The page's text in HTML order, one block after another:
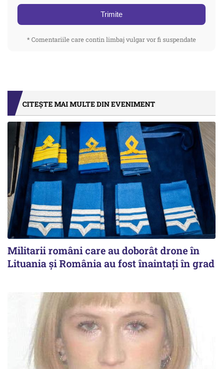
Trimite
* Comentariile care contin limbaj vulgar vor fi suspendate
CITEȘTE MAI MULTE DIN EVENIMENT
Militarii români care au doborât drone în
Lituania şi România au fost înaintaţi în grad